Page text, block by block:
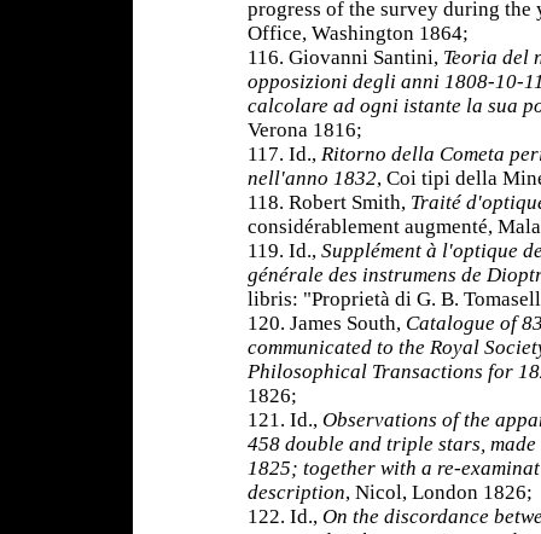
progress of the survey during
Office, Washington 1864;
116. Giovanni Santini, Teoria del
opposizioni degli anni 1808-10-
calcolare ad ogni istante la sua
Verona 1816;
117. Id., Ritorno della Cometa
nell'anno 1832, Coi tipi della
118. Robert Smith, Traité
considérablement augmenté,
119. Id., Supplément à l'optique
générale des instrumens de
libris: "Proprietà di G. B.
120. James South, Catalogue of
communicated to the Royal
Philosophical Transactions for
1826;
121. Id., Observations of the
458 double and triple stars,
1825; together with a re-
description, Nicol, London 1826;
122. Id., On the discordance